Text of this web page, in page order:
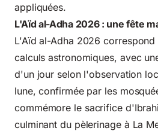
appliquées.
L'Aïd al-Adha 2026 : une fête
L'Aïd al-Adha 2026 correspond
calculs astronomiques, avec
d'un jour selon l'observation
lune, confirmée par les
commémore le sacrifice
culminant du pèlerinage à La